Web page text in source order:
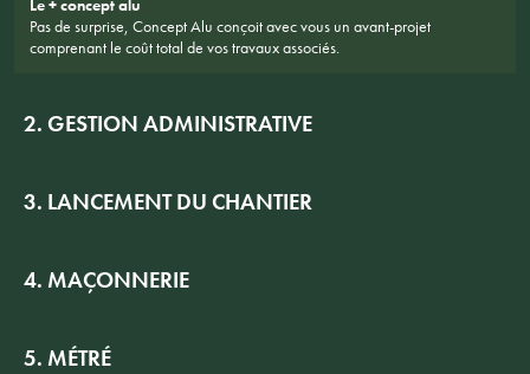
Le + concept alu
Pas de surprise, Concept Alu conçoit avec vous un avant-projet
comprenant le coût total de vos travaux associés.
2. GESTION ADMINISTRATIVE
3. LANCEMENT DU CHANTIER
4. MAÇONNERIE
5. MÉTRÉ